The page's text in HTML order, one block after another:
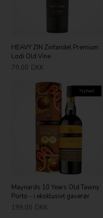
HEAVY ZIN Zinfandel Premium
Lodi Old Vine
79,00 DKK
Nyhed
Maynards 10 Years Old Tawny
Porto - i eksklusivt gaverør
199,00 DKK